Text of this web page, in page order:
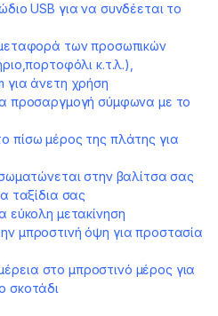
USB για να συνδέεται το
των προσωπικών
κ.τ.λ.),
για άνετη χρήση
προσαργμογή σύμφωνα με το
πίσω μέρος της πλάτης για
στην βαλίτσα σας
ταξίδια σας
εύκολη μετακίνηση
μπροστινή όψη για προστασία
στο μπροστινό μέρος για
σκοτάδι